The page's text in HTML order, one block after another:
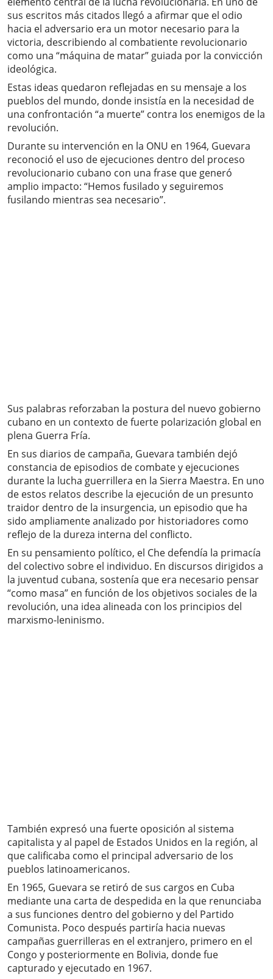
sus escritos más citados llegó a afirmar que el odio
hacia el adversario era un motor necesario para la
victoria, describiendo al combatiente revolucionario
como una “máquina de matar” guiada por la convicción
ideológica.
Estas ideas quedaron reflejadas en su mensaje a los
pueblos del mundo, donde insistía en la necesidad de
una confrontación “a muerte” contra los enemigos de la
revolución.
Durante su intervención en la ONU en 1964, Guevara
reconoció el uso de ejecuciones dentro del proceso
revolucionario cubano con una frase que generó
amplio impacto: “Hemos fusilado y seguiremos
fusilando mientras sea necesario”.
Sus palabras reforzaban la postura del nuevo gobierno
cubano en un contexto de fuerte polarización global en
plena Guerra Fría.
En sus diarios de campaña, Guevara también dejó
constancia de episodios de combate y ejecuciones
durante la lucha guerrillera en la Sierra Maestra. En uno
de estos relatos describe la ejecución de un presunto
traidor dentro de la insurgencia, un episodio que ha
sido ampliamente analizado por historiadores como
reflejo de la dureza interna del conflicto.
En su pensamiento político, el Che defendía la primacía
del colectivo sobre el individuo. En discursos dirigidos a
la juventud cubana, sostenía que era necesario pensar
“como masa” en función de los objetivos sociales de la
revolución, una idea alineada con los principios del
marxismo-leninismo.
También expresó una fuerte oposición al sistema
capitalista y al papel de Estados Unidos en la región, al
que calificaba como el principal adversario de los
pueblos latinoamericanos.
En 1965, Guevara se retiró de sus cargos en Cuba
mediante una carta de despedida en la que renunciaba
a sus funciones dentro del gobierno y del Partido
Comunista. Poco después partiría hacia nuevas
campañas guerrilleras en el extranjero, primero en el
Congo y posteriormente en Bolivia, donde fue
capturado y ejecutado en 1967.